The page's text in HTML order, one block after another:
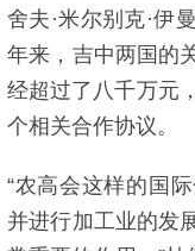
舍夫·米尔别克·伊
年来，吉中两国的
经超过了八千万元
个相关合作协议。
“农高会这样的国
并进行加工业的发